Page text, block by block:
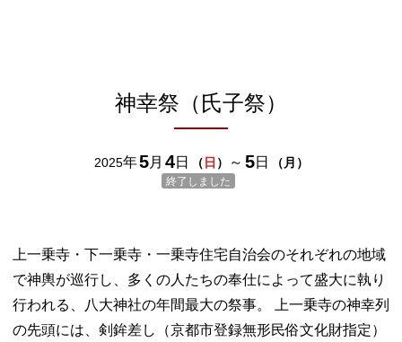
神幸祭（氏子祭）
終了しました
2025年5月 4日 （ 日 ） ～ 5日 （ 月 ）
上一乗寺・下一乗寺・一乗寺住宅自治会のそれぞれの地域
で神輿が巡行し、多くの人たちの奉仕によって盛大に執り
行われる、八大神社の年間最大の祭事。 上一乗寺の神幸列
の先頭には、剣鉾差し（京都市登録無形民俗文化財指定）